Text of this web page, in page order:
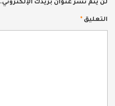
لن يتم نشر عنوان بريدك الإلكتروني.
التعليق *